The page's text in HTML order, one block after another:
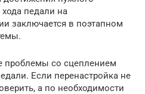
педали на
заключается в поэтапном
проблемы со сцеплением
Если перенастройка не
а по необходимости